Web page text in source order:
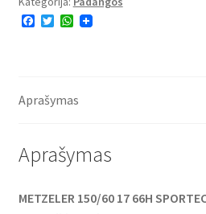
F
o
T
r
W
p
Aprašymas
Aprašymas
METZELER 150/60 17 66H